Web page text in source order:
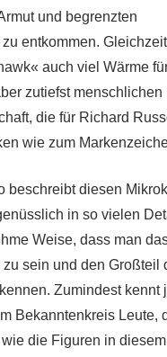
und begrenzten
entkommen.
auch viel Wärme
zutiefst menschlichen
die für Richard
wie zum
beschreibt diesen
in so vielen
Weise, dass man
zu sein und den Großteil
Zumindest kennt
Bekanntenkreis Leute,
die Figuren in